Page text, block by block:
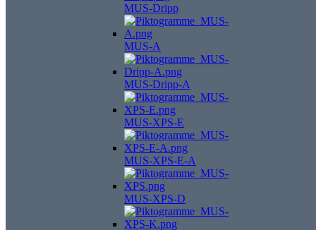
MUS-Dripp
MUS-A
MUS-Dripp-A
MUS-XPS-E
MUS-XPS-E-A
MUS-XPS-D